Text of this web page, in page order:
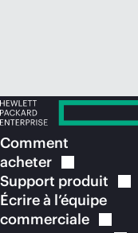
Comment
acheter
Support produit
Écrire à l’équipe
commerciale